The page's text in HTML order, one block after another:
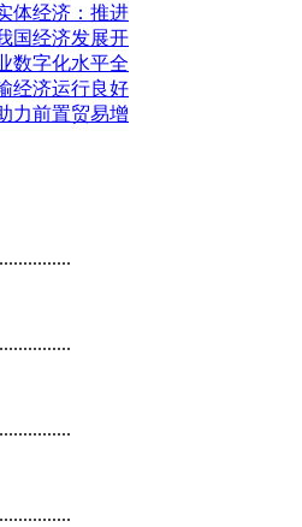
体经济：推进
国经济发展开
数字化水平全
经济运行良好
力前置贸易增